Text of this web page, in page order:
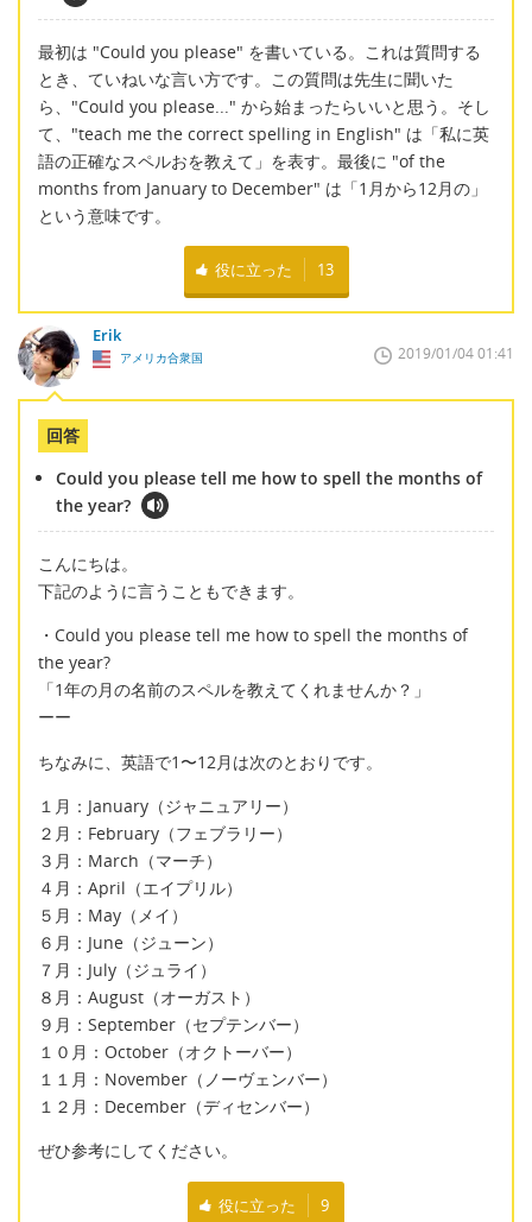
最初は "Could you please" を書いている。これは質問する
とき、ていねいな言い方です。この質問は先生に聞いた
ら、"Could you please..." から始まったらいいと思う。そし
て、"teach me the correct spelling in English" は「私に英
語の正確なスペルおを教えて」を表す。最後に "of the
months from January to December" は「1月から12月の」
という意味です。
役に立った 13
Erik
アメリカ合衆国 2019/01/04 01:41
回答
Could you please tell me how to spell the months of
the year?
こんにちは。
下記のように言うこともできます。
・Could you please tell me how to spell the months of
the year?
「1年の月の名前のスペルを教えてくれませんか？」
ーー
ちなみに、英語で1〜12月は次のとおりです。
１月：January（ジャニュアリー）
２月：February（フェブラリー）
３月：March（マーチ）
４月：April（エイプリル）
５月：May（メイ）
６月：June（ジューン）
７月：July（ジュライ）
８月：August（オーガスト）
９月：September（セプテンバー）
１０月：October（オクトーバー）
１１月：November（ノーヴェンバー）
１２月：December（ディセンバー）
ぜひ参考にしてください。
役に立った 9